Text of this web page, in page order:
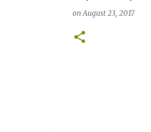
onAugust 23, 2017